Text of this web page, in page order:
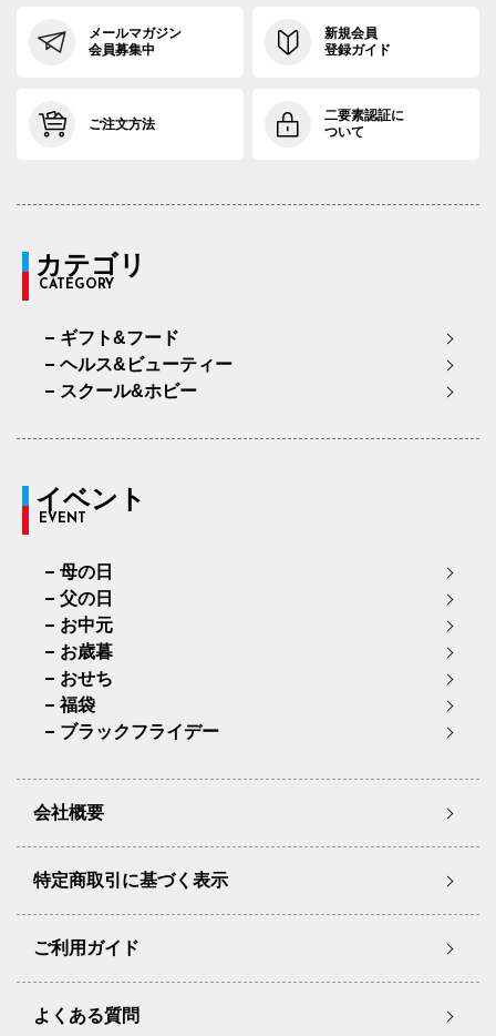
メールマガジン
会員募集中
新規会員
登録ガイド
ご注文方法
二要素認証に
ついて
カテゴリ
CATEGORY
ギフト&フード
ヘルス&ビューティー
スクール&ホビー
イベント
EVENT
母の日
父の日
お中元
お歳暮
おせち
福袋
ブラックフライデー
会社概要
特定商取引に基づく表示
ご利用ガイド
よくある質問